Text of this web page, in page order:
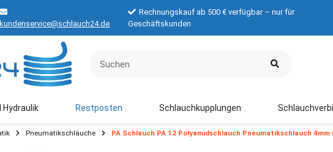
kundenservice@schlauch24.de
Rechnungskauf ab 500 € verfügbar – nur für
Geschäftskunden
Hydraulik Restposten Schlauchkupplungen
Pneumatikschläuche PA Schlauch PA 12 Polyamidschlauch Pneumatikschlauch